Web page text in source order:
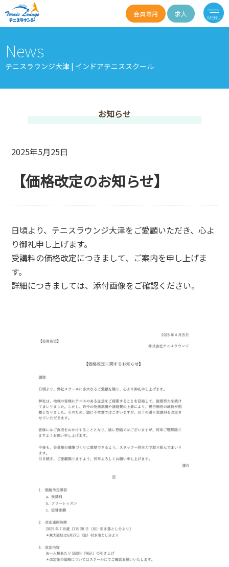
会員専用 求人
News
テニスラウンジ大津 | インドアテニススクール
お知らせ
2025年5月25日
【価格改定のお知らせ】
日頃より、テニスラウンジ大津をご愛顧いただき、心よ
り御礼申し上げます。
受講料の価格改定につきまして、ご案内を申し上げま
す。
詳細につきましては、添付画像をご確認ください。